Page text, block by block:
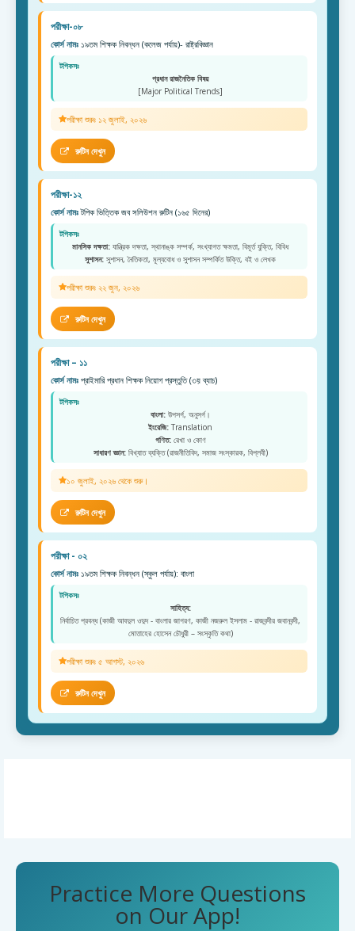
পরীক্ষা-০৮
কোর্স নামঃ ১৯তম শিক্ষক নিবন্ধন (কলেজ পর্যায়)- রাষ্ট্রবিজ্ঞান
টপিকসঃ
প্রধান রাজনৈতিক বিষয়
[Major Political Trends]
পরীক্ষা শুরুঃ ১২ জুলাই, ২০২৬
রুটিন দেখুন
পরীক্ষা-১২
কোর্স নামঃটপিক ভিত্তিক জব সলিউশন রুটিন (১৬৫ দিনের)
টপিকসঃ
মানসিক দক্ষতা: যান্ত্রিক দক্ষতা, স্থানাঙ্ক সম্পর্ক, সংখ্যাগত ক্ষমতা, বিমূর্ত যুক্তি, বিবিধ
সুশাসন: সুশাসন, নৈতিকতা, মূল্যবোধ ও সুশাসন সম্পর্কিত উক্তি, বই ও লেখক
পরীক্ষা শুরুঃ ২২ জুন, ২০২৬
রুটিন দেখুন
পরীক্ষা – ১১
কোর্স নামঃ প্রাইমারি প্রধান শিক্ষক নিয়োগ প্রস্তুতি (৩য় ব্যাচ)
টপিকসঃ
বাংলা:উপসর্গ, অনুসর্গ।
ইংরেজি: Translation
গণিত:রেখা ও কোণ
সাধারণ জ্ঞান:বিখ্যাত ব্যক্তি (রাজনীতিবিদ, সমাজ সংস্কারক, বিপ্লবী)
১০ জুলাই, ২০২৬ থেকে শুরু।
রুটিন দেখুন
পরীক্ষা - ০২
কোর্স নামঃ ১৯তম শিক্ষক নিবন্ধন (স্কুল পর্যায়): বাংলা
টপিকসঃ
সাহিত্য:
নির্বাচিত প্রবন্ধ (কাজী আবদুল ওদুদ - বাংলার জাগরণ, কাজী নজরুল ইসলাম - রাজবন্দীর জবানবন্দী,
মোতাহের হোসেন চৌধুরী – সংস্কৃতি কথা)
পরীক্ষা শুরুঃ ৫ আগস্ট, ২০২৬
রুটিন দেখুন
Practice More Questions
on Our App!